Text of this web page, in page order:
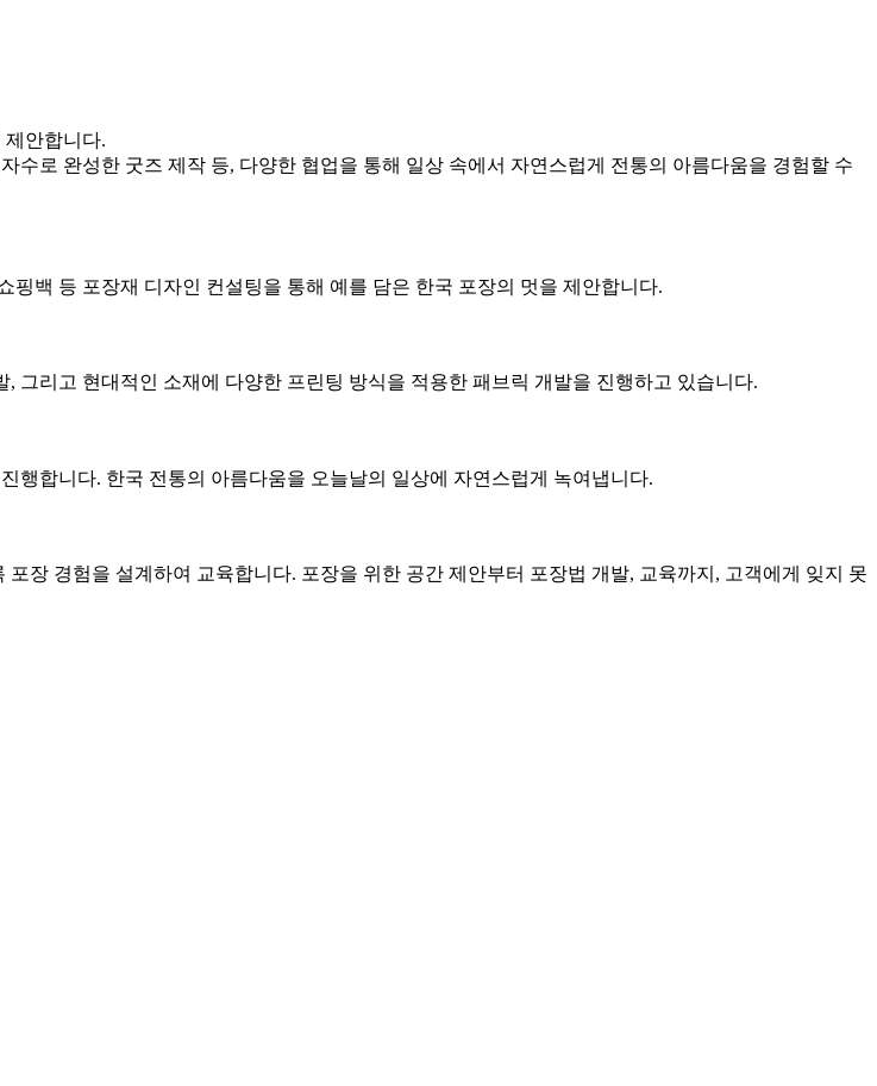
안합니다.
수로 완성한 굿즈 제작 등, 다양한 협업을 통해 일상 속에서 자연스럽게 전통의 아름다움을 경험할 수
백 등 포장재 디자인 컨설팅을 통해 예를 담은 한국 포장의 멋을 제안합니다.
그리고 현대적인 소재에 다양한 프린팅 방식을 적용한 패브릭 개발을 진행하고 있습니다.
행합니다. 한국 전통의 아름다움을 오늘날의 일상에 자연스럽게 녹여냅니다.
장 경험을 설계하여 교육합니다. 포장을 위한 공간 제안부터 포장법 개발, 교육까지, 고객에게 잊지 못